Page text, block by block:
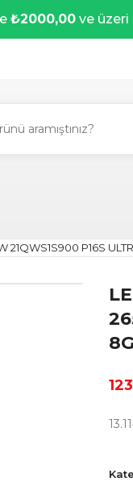
₺2000,00 ve üzeri
21QWS1S900 P16S